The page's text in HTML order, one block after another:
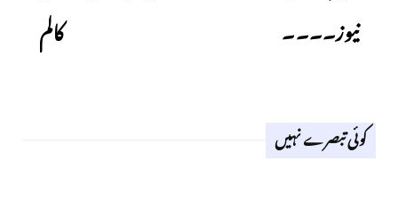
نیوز۔۔۔۔
کالم
کوئی تبصرے نہیں